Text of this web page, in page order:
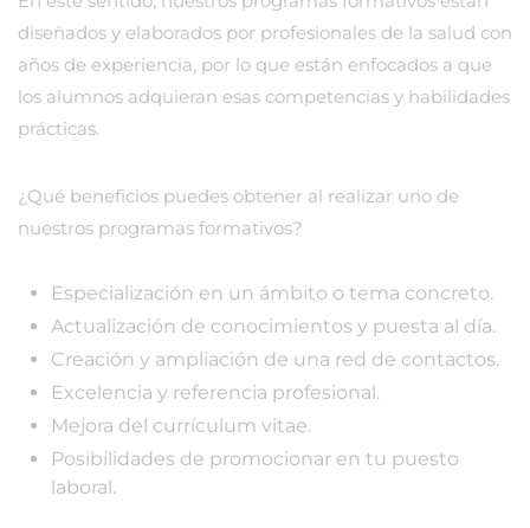
diseñados y elaborados por profesionales de la salud con
años de experiencia, por lo que están enfocados a que
los alumnos adquieran esas competencias y habilidades
prácticas.
¿Qué beneficios puedes obtener al realizar uno de
nuestros programas formativos?
Especialización en un ámbito o tema concreto.
Actualización de conocimientos y puesta al día.
Creación y ampliación de una red de contactos.
Excelencia y referencia profesional.
Mejora del currículum vitae.
Posibilidades de promocionar en tu puesto
laboral.